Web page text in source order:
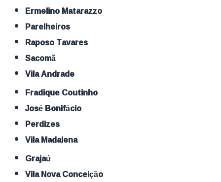
Ermelino Matarazzo
Parelheiros
Raposo Tavares
Sacomã
Vila Andrade
Fradique Coutinho
José Bonifácio
Perdizes
Vila Madalena
Grajaú
Vila Nova Conceição